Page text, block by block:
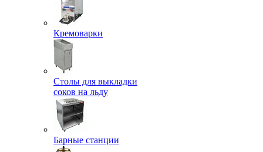
Кремоварки
Столы для выкладки
соков на льду
Барные станции